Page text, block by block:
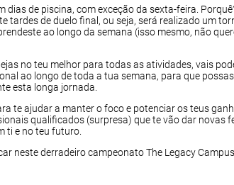
dias de piscina, com exceção da sexta-feira.
tardes de duelo final, ou seja, será realizado um
ao longo da semana (isso mesmo, não
no teu melhor para todas as atividades, vais
ao longo de toda a tua semana, para que
esta longa jornada.
te ajudar a manter o foco e potenciar os teus
qualificados (surpresa) que te vão dar novas
ti e no teu futuro.
neste derradeiro campeonato The Legacy